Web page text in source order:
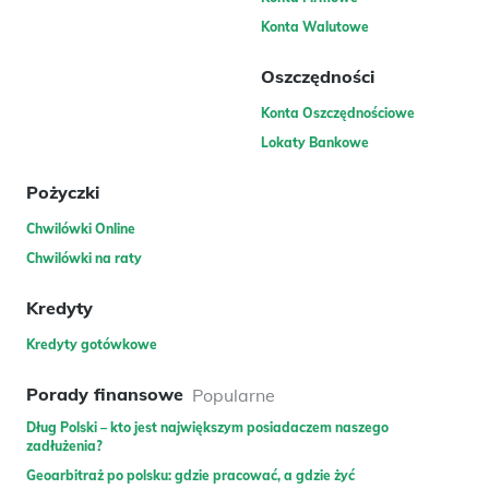
Konta Walutowe
Oszczędności
Konta Oszczędnościowe
Lokaty Bankowe
Pożyczki
Chwilówki Online
Chwilówki na raty
Kredyty
Kredyty gotówkowe
Porady finansowe Popularne
Dług Polski – kto jest największym posiadaczem naszego
zadłużenia?
Geoarbitraż po polsku: gdzie pracować, a gdzie żyć